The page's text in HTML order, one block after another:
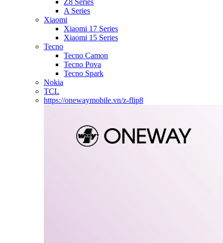
Z8 Series
A Series
Xiaomi
Xiaomi 17 Series
Xiaomi 15 Series
Tecno
Tecno Camon
Tecno Pova
Tecno Spark
Nokia
TCL
https://onewaymobile.vn/z-flip8